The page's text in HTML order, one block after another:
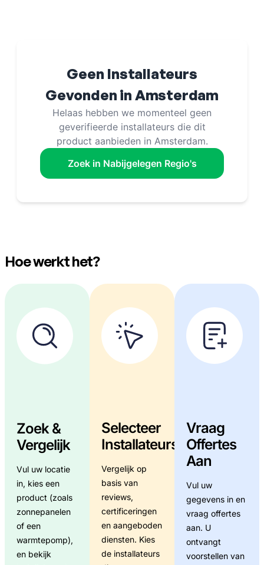
Geen Installateurs
Gevonden in Amsterdam
Helaas hebben we momenteel geen
geverifieerde installateurs die dit
product aanbieden in Amsterdam.
Zoek in Nabijgelegen Regio's
Hoe werkt het?
Zoek &
Vergelijk​
Vul uw locatie
in, kies een
product (zoals
zonnepanelen
of een
warmtepomp),
en bekijk
Selecteer
Installateurs
Vergelijk op
basis van
reviews,
certificeringen
en aangeboden
diensten. Kies
de installateurs
Vraag
Offertes
Aan
Vul uw
gegevens in en
vraag offertes
aan. U
ontvangt
voorstellen van